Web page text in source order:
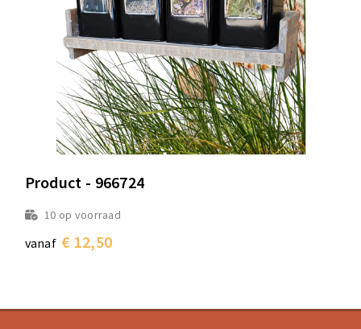
Product - 966724
10 op voorraad
vanaf € 12,50